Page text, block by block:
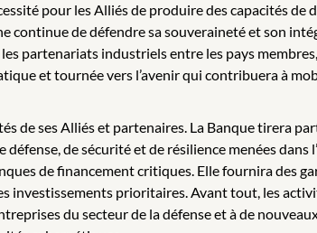
pour les Alliés de produire des capacités de
continue de défendre sa souveraineté et son
partenariats industriels entre les pays
et tournée vers l’avenir qui contribuera à
de ses Alliés et partenaires. La Banque tirera
de sécurité et de résilience menées
de financement critiques. Elle fournira des
investissements prioritaires. Avant tout, les
du secteur de la défense et à de